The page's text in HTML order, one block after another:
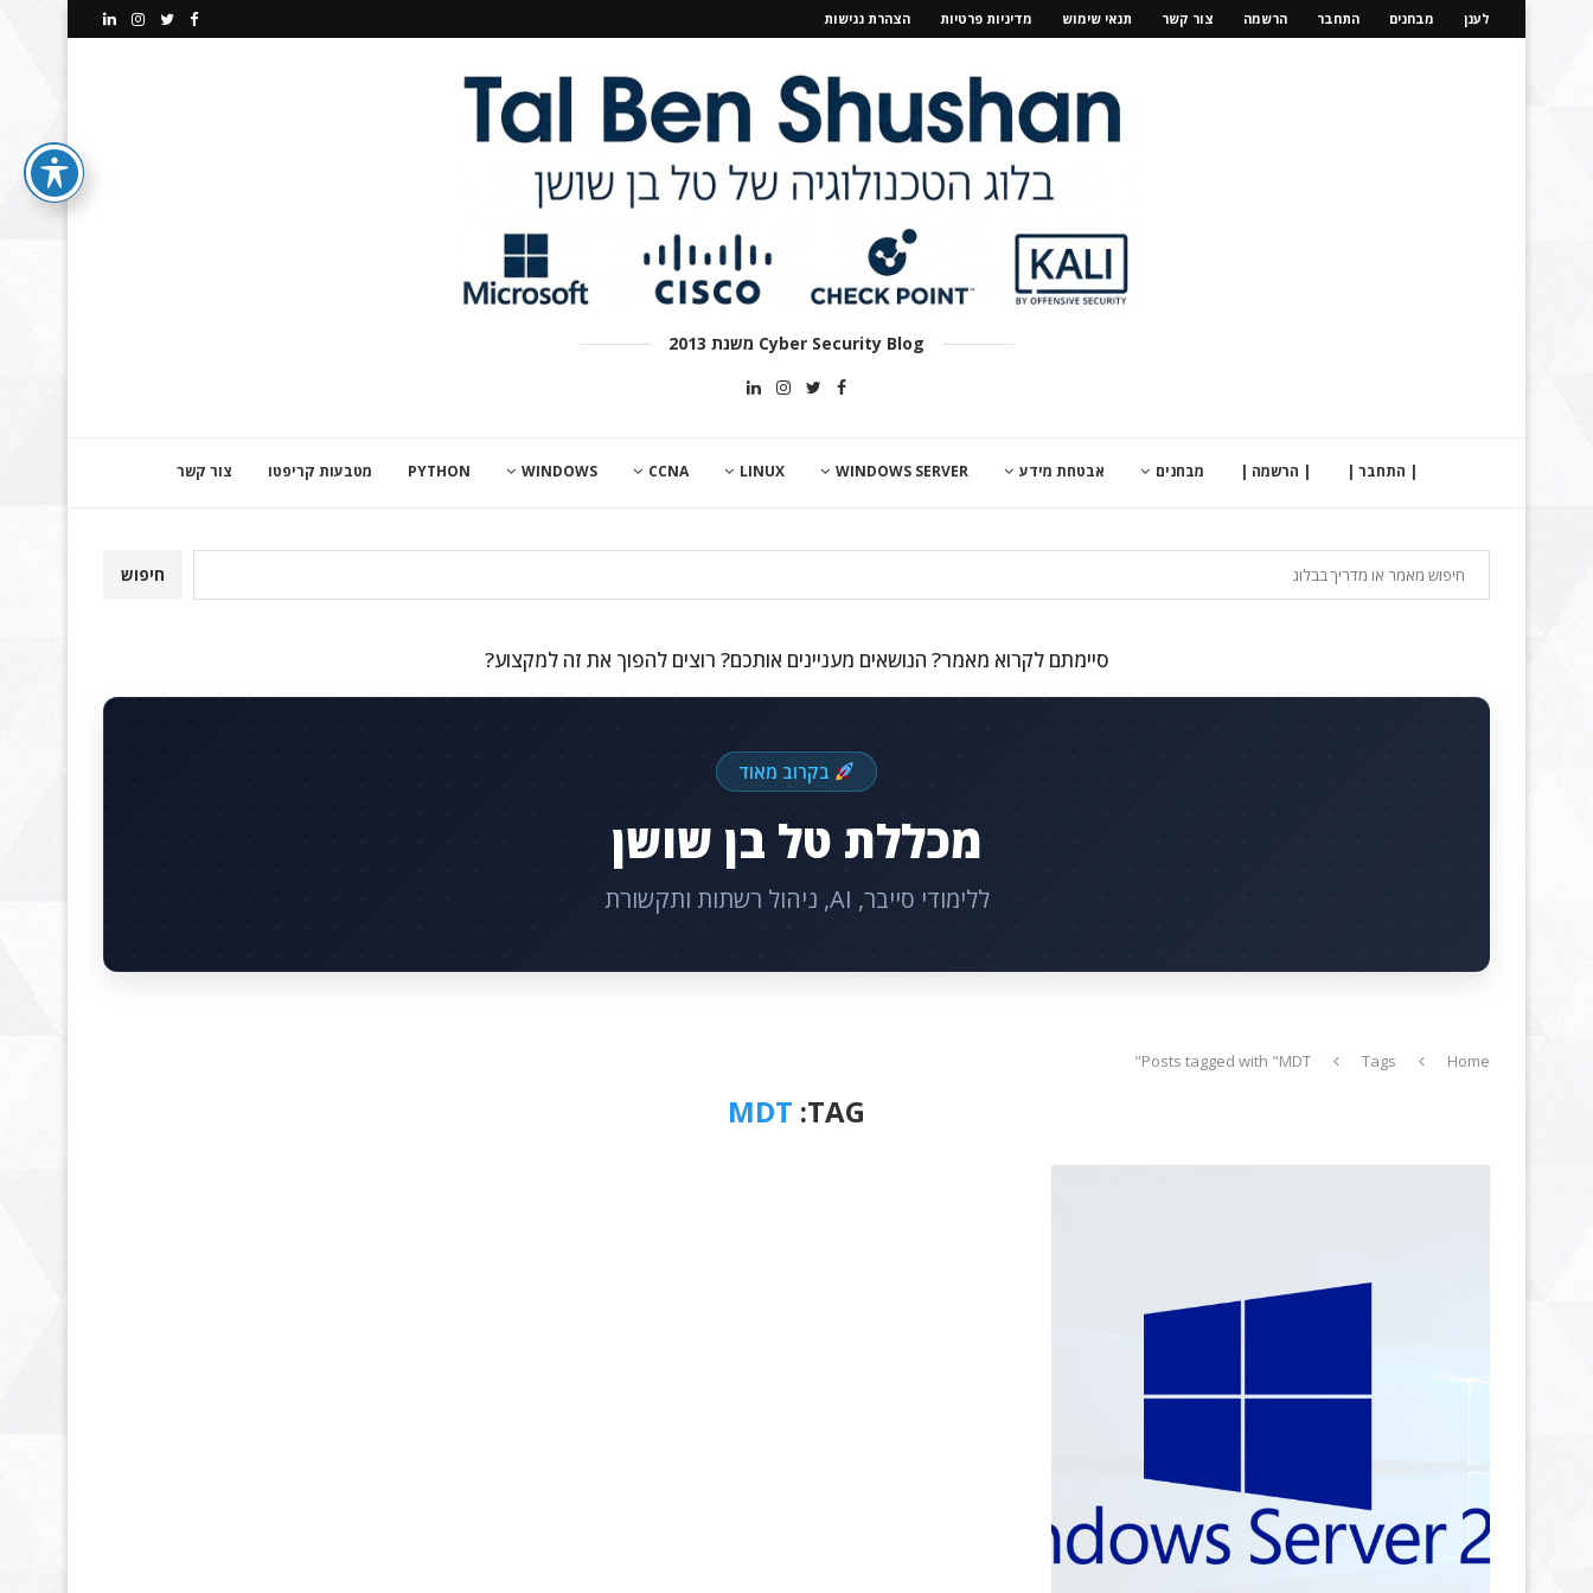
לענן מבחנים התחבר הרשמה צור קשר תנאי שימוש מדיניות פרטיות הצהרת נגישות
Cyber Security Blog משנת 2013
| התחבר | | הרשמה | מבחנים אבטחת מידע WINDOWS SERVER
LINUX
CCNA
WINDOWS
PYTHON מטבעות קריפטו צור קשר
חיפוש
סיימתם לקרוא מאמר? הנושאים מעניינים אותכם? רוצים להפוך את זה למקצוע?
בקרוב מאוד
מכללת טל בן שושן
ללימודי סייבר, AI, ניהול רשתות ותקשורת
Home
Tags
Posts tagged with "MDT"
TAG:
MDT